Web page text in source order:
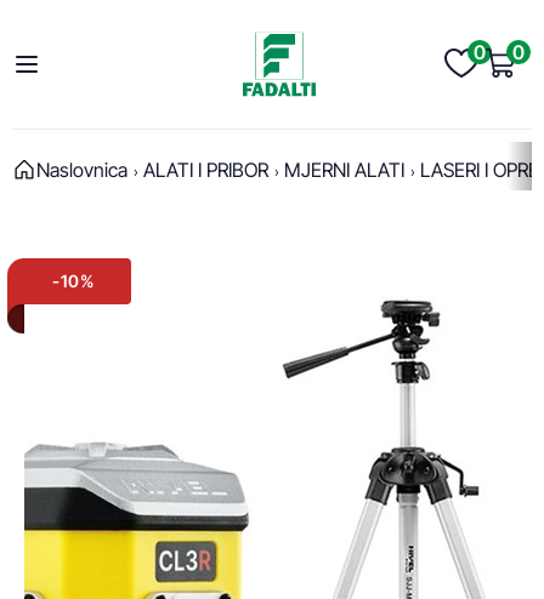
0 0
Naslovnica ALATI I PRIBOR MJERNI ALATI LASERI I
-10%